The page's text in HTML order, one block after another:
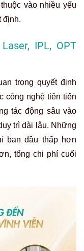
vào nhiều yếu
định.
IPL, OPT
trọng quyết định
công nghệ tiên tiến
tác động sâu vào
trì dài lâu. Những
ban đầu thấp hơn
tổng chi phí cuối